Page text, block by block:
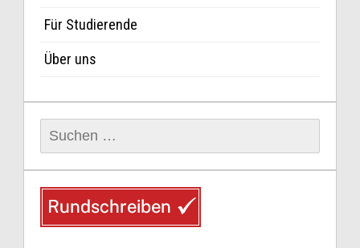
Für Studierende
Über uns
Suchen
nach: